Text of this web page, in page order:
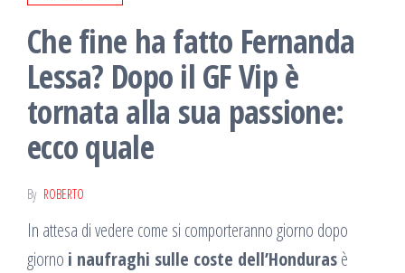
Che fine ha fatto Fernanda
Lessa? Dopo il GF Vip è
tornata alla sua passione:
ecco quale
By ROBERTO
In attesa di vedere come si comporteranno giorno dopo
giorno i naufraghi sulle coste dell’Hondurasè